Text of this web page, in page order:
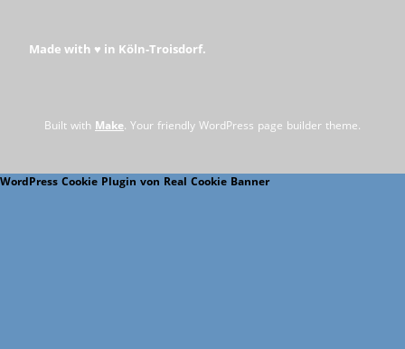
Made with ♥ in Köln-Troisdorf.
Built with Make. Your friendly WordPress page builder theme.
WordPress Cookie Plugin von Real Cookie Banner